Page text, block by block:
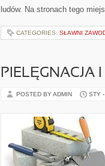
ludów. Na stronach tego
CATEGORIES: SŁAWNI
PIELĘGNACJA
POSTED BY ADMIN STY